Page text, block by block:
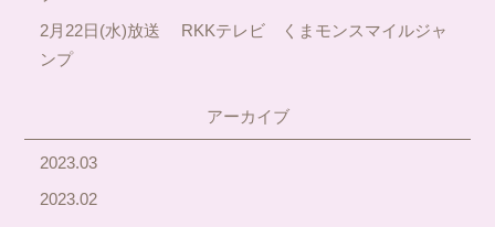
2月22日(水)放送 RKKテレビ くまモンスマイルジャ
ンプ
アーカイブ
2023.03
2023.02